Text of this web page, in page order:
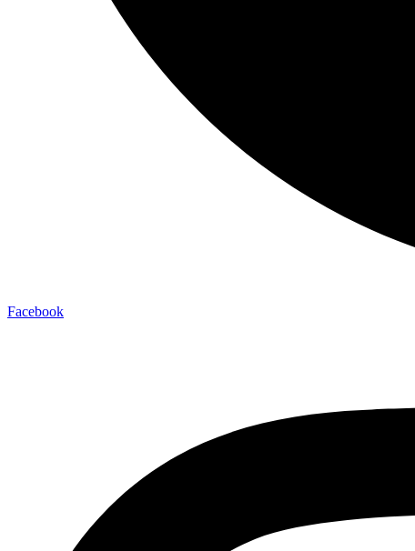
Facebook